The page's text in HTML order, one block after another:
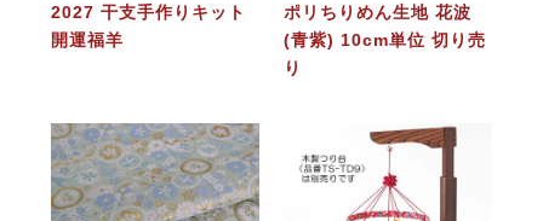
2027 干支手作りキット
開運福羊
ポリちりめん生地 花波
(青紫) 10cm単位 切り売
り